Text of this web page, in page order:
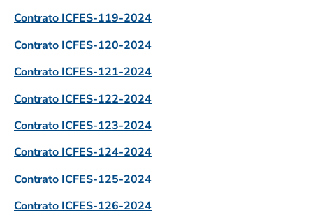
Contrato ICFES-119-2024
Contrato ICFES-120-2024
Contrato ICFES-121-2024
Contrato ICFES-122-2024
Contrato ICFES-123-2024
Contrato ICFES-124-2024
Contrato ICFES-125-2024
Contrato ICFES-126-2024